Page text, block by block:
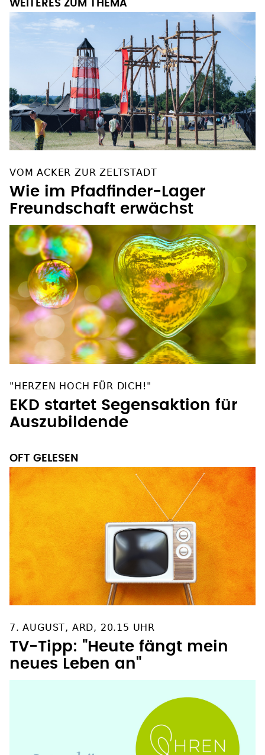
WEITERES ZUM THEMA
VOM ACKER ZUR ZELTSTADT
Wie im Pfadfinder-Lager
"HERZEN HOCH FÜR DICH!"
EKD startet Segensaktion für
OFT GELESEN
7. AUGUST, ARD, 20.15 UHR
TV-Tipp: "Heute fängt mein